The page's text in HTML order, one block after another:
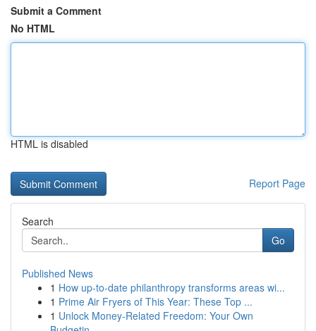
Submit a Comment
No HTML
HTML is disabled
Report Page
Search
Go
Published News
1 How up-to-date philanthropy transforms areas wi...
1 Prime Air Fryers of This Year: These Top ...
1 Unlock Money-Related Freedom: Your Own